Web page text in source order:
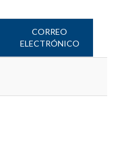
CORREO
ELECTRÓNICO